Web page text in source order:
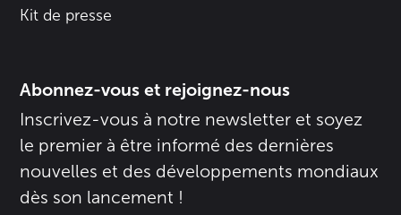
Kit de presse
Abonnez-vous et rejoignez-nous
Inscrivez-vous à notre newsletter et soyez
le premier à être informé des dernières
nouvelles et des développements mondiaux
dès son lancement !